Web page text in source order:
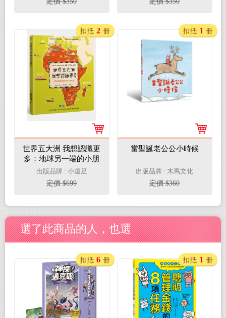
世界五大洲 我想認識更
多：地球另一端的小朋
友，過著什麼樣的生
活？
出版品牌 : 小遠足
定價 $699
扣抵 2 冊
當聖誕老公公小時候
出版品牌 : 木馬文化
定價 $360
扣抵 1 冊
選了此商品的人，也選
扣抵 6 冊 扣抵 1 冊